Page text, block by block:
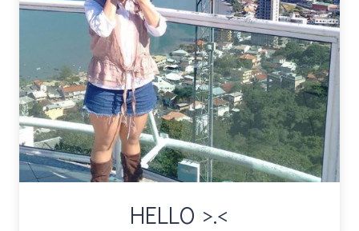
HELLO >.<